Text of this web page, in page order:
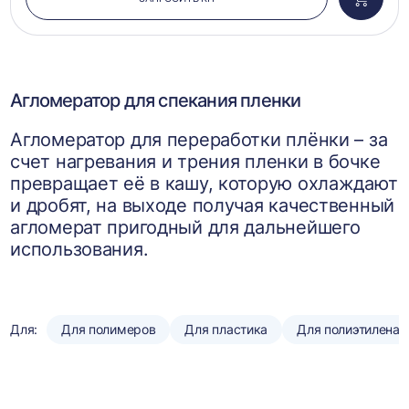
в
Агломератор для спекания пленки
Агломератор для переработки плёнки – за
счет нагревания и трения пленки в бочке
превращает её в кашу, которую охлаждают
и дробят, на выходе получая качественный
агломерат пригодный для дальнейшего
использования.
Для: Для полимеров Для пластика Для полиэтилена